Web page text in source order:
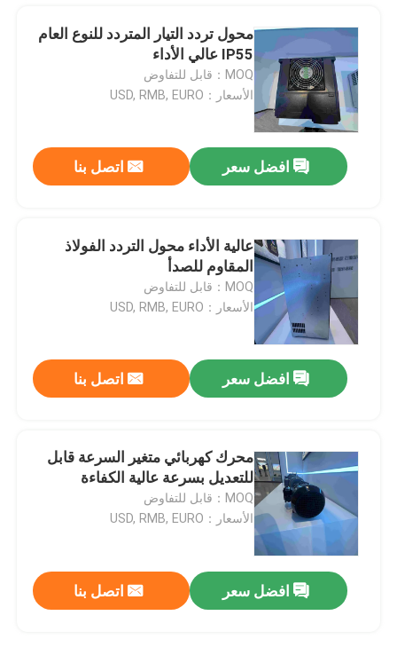
محول تردد التيار المتردد للنوع العام
IP55 عالي الأداء
MOQ：قابل للتفاوض
الأسعار：USD, RMB, EURO
افضل سعر اتصل بنا
عالية الأداء محول التردد الفولاذ
المقاوم للصدأ
MOQ：قابل للتفاوض
الأسعار：USD, RMB, EURO
افضل سعر اتصل بنا
محرك كهربائي متغير السرعة قابل
للتعديل بسرعة عالية الكفاءة
MOQ：قابل للتفاوض
الأسعار：USD, RMB, EURO
افضل سعر اتصل بنا